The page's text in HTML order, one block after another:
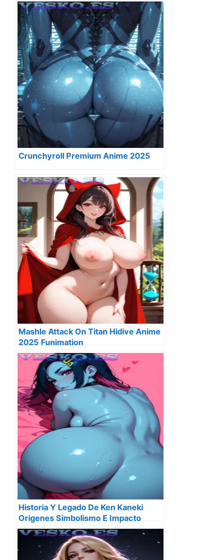
Crunchyroll Premium Anime 2025
Mashle Attack On Titan Hidive Anime
2025 Funimation
Historia Y Legado De Ken Kaneki
Origenes Simbolismo E Impacto
Cultural En 2025